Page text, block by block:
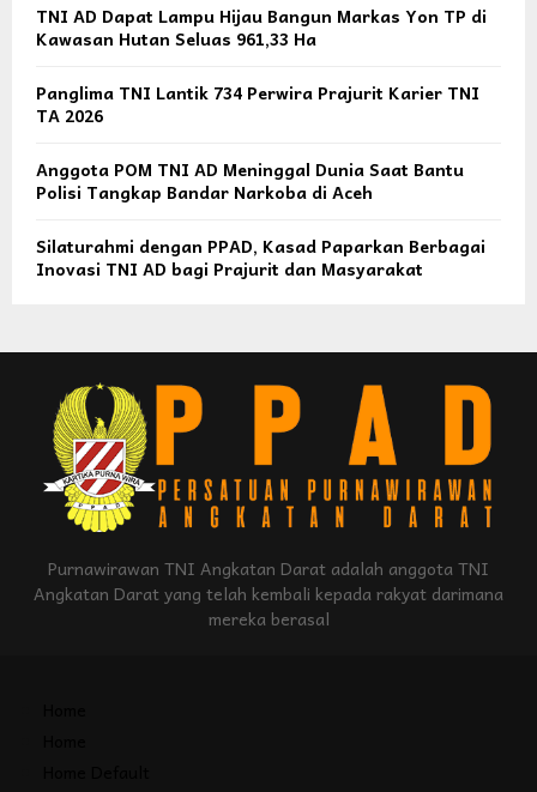
TNI AD Dapat Lampu Hijau Bangun Markas Yon TP di
Kawasan Hutan Seluas 961,33 Ha
Panglima TNI Lantik 734 Perwira Prajurit Karier TNI
TA 2026
Anggota POM TNI AD Meninggal Dunia Saat Bantu
Polisi Tangkap Bandar Narkoba di Aceh
Silaturahmi dengan PPAD, Kasad Paparkan Berbagai
Inovasi TNI AD bagi Prajurit dan Masyarakat
Purnawirawan TNI Angkatan Darat adalah anggota TNI
Angkatan Darat yang telah kembali kepada rakyat darimana
mereka berasal